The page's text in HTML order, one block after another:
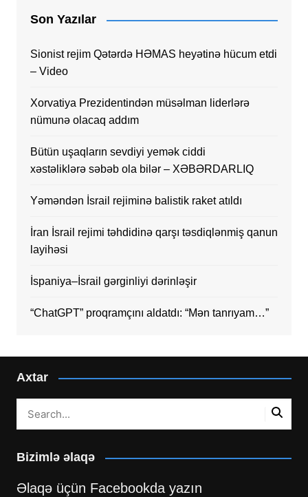
Son Yazılar
Sionist rejim Qətərdə HƏMAS heyətinə hücum etdi
– Video
Xorvatiya Prezidentindən müsəlman liderlərə
nümunə olacaq addım
Bütün uşaqların sevdiyi yemək ciddi
xəstəliklərə səbəb ola bilər – XƏBƏRDARLIQ
Yəməndən İsrail rejiminə balistik raket atıldı
İran İsrail rejimi təhdidinə qarşı təsdiqlənmiş qanun
layihəsi
İspaniya–İsrail gərginliyi dərinləşir
“ChatGPT” proqramçını aldatdı: “Mən tanrıyam…”
Axtar
Bizimlə əlaqə
Əlaqə üçün Facebookda yazın